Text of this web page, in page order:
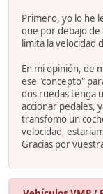
Primero, yo lo he
que por debajo de
limita la velocidad
En mi opinión, de
ese "concepto"
dos ruedas tenga
accionar pedales,
transfomo un
velocidad,
Gracias por